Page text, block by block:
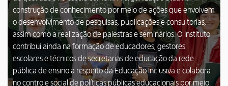
construção de conhecimento por meio de ações que envolvem
o desenvolvimento de pesquisas, publicações e consultorias,
assim como a realização de palestras e seminários. O Instituto
contribui ainda na formação de educadores, gestores
escolares e técnicos de secretarias de educação da rede
pública de ensino a respeito da Educação Inclusiva e colabora
no controle social de políticas públicas educacionais por meio